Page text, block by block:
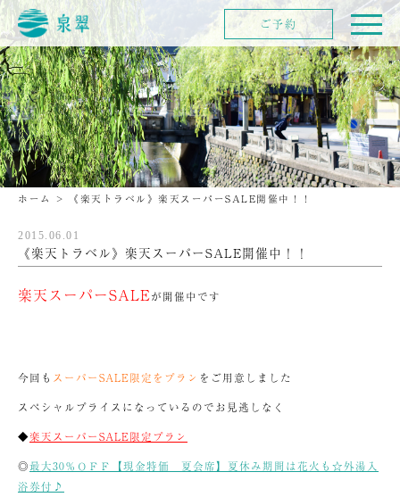
ホーム > 《楽天トラベル》楽天スーパーSALE開催中！！
2015.06.01
《楽天トラベル》楽天スーパーSALE開催中！！
楽天スーパーSALEが開催中です
今回も スーパーSALE限定をプラン をご用意しました
スペシャルプライスになっているのでお見逃しなく
◆楽天スーパーSALE限定プラン
◎最大30％ＯＦＦ【現金特価 夏会席】夏休み期間は花火も☆外湯入
浴券付♪
ご予約